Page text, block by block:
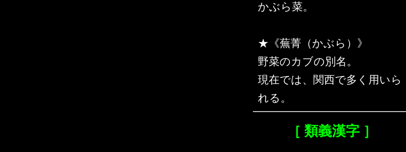
かぶら菜。
★《蕪菁（かぶら）》
野菜のカブの別名。
現在では、関西で多く用いら
れる。
［ 類義漢字 ］